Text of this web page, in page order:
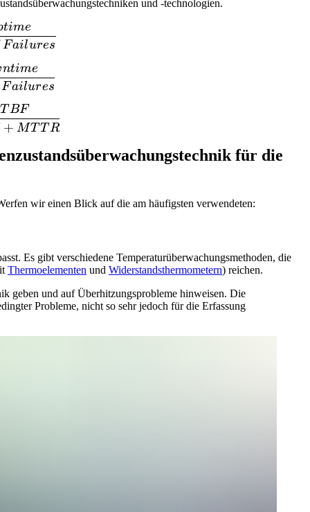
und -technologien.
Failures
ime
F ailures
ntime
+ MTT R
T BF
für die
wir einen Blick auf die am häufigsten verwendeten:
Es gibt verschiedene Temperaturüberwachungsmethoden, die
Thermoelementen und Widerstandsthermometern) reichen.
geben und auf Überhitzungsprobleme hinweisen. Die
Probleme, nicht so sehr jedoch für die Erfassung